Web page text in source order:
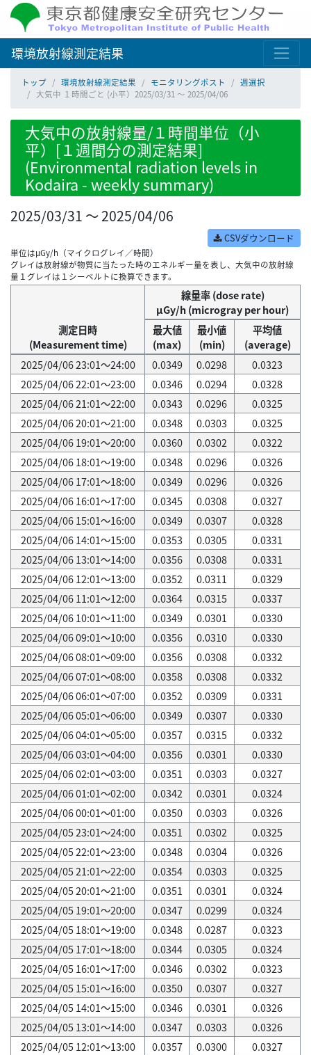
環境放射線測定結果
トップ 環境放射線測定結果 モニタリングポスト
週選択
大気中 １時間ごと (小平）2025/03/31 ～ 2025/04/06
大気中の放射線量/１時間単位（小
平）[１週間分の測定結果]
(Environmental radiation levels in
Kodaira - weekly summary)
2025/03/31 ～ 2025/04/06
CSVダウンロード
単位はμGy/h（マイクログレイ／時間）
グレイは放射線が物質に当たった時のエネルギー量を表し、大気中の放射線
量１グレイは１シーベルトに換算できます。
測定日時
(Measurement time)
線量率 (dose rate)
μGy/h (microgray per hour)
最大値
(max)
最小値
(min)
平均値
(average)
2025/04/06 23:01～24:00
0.0349 0.0298
0.0323
2025/04/06 22:01～23:00
0.0346 0.0294
0.0328
2025/04/06 21:01～22:00
0.0343 0.0296
0.0325
2025/04/06 20:01～21:00
0.0348 0.0303
0.0325
2025/04/06 19:01～20:00
0.0360 0.0302
0.0322
2025/04/06 18:01～19:00
0.0348 0.0296
0.0326
2025/04/06 17:01～18:00
0.0349 0.0296
0.0326
2025/04/06 16:01～17:00
0.0345 0.0308
0.0327
2025/04/06 15:01～16:00
0.0349 0.0307
0.0328
2025/04/06 14:01～15:00
0.0353 0.0305
0.0331
2025/04/06 13:01～14:00
0.0356 0.0308
0.0331
2025/04/06 12:01～13:00
0.0352 0.0311
0.0329
2025/04/06 11:01～12:00
0.0364 0.0315
0.0337
2025/04/06 10:01～11:00
0.0349 0.0301
0.0330
2025/04/06 09:01～10:00
0.0356 0.0310
0.0330
2025/04/06 08:01～09:00
0.0356 0.0308
0.0332
2025/04/06 07:01～08:00
0.0358 0.0308
0.0332
2025/04/06 06:01～07:00
0.0352 0.0309
0.0331
2025/04/06 05:01～06:00
0.0349 0.0307
0.0330
2025/04/06 04:01～05:00
0.0357 0.0315
0.0332
2025/04/06 03:01～04:00
0.0356 0.0301
0.0330
2025/04/06 02:01～03:00
0.0351 0.0303
0.0327
2025/04/06 01:01～02:00
0.0342 0.0301
0.0324
2025/04/06 00:01～01:00
0.0350 0.0303
0.0326
2025/04/05 23:01～24:00
0.0351 0.0302
0.0325
2025/04/05 22:01～23:00
0.0348 0.0304
0.0326
2025/04/05 21:01～22:00
0.0354 0.0303
0.0325
2025/04/05 20:01～21:00
0.0351 0.0301
0.0324
2025/04/05 19:01～20:00
0.0347 0.0299
0.0324
2025/04/05 18:01～19:00
0.0348 0.0287
0.0323
2025/04/05 17:01～18:00
0.0344 0.0305
0.0324
2025/04/05 16:01～17:00
0.0346 0.0302
0.0323
2025/04/05 15:01～16:00
0.0350 0.0307
0.0327
2025/04/05 14:01～15:00
0.0346 0.0301
0.0326
2025/04/05 13:01～14:00
0.0347 0.0303
0.0326
2025/04/05 12:01～13:00
0.0357 0.0300
0.0327